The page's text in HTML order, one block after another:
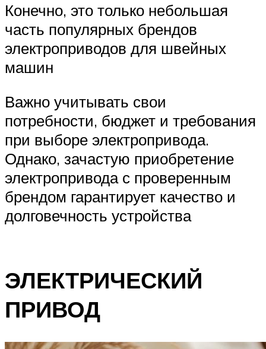
Конечно, это только небольшая
часть популярных брендов
электроприводов для швейных
машин
Важно учитывать свои
потребности, бюджет и требования
при выборе электропривода.
Однако, зачастую приобретение
электропривода с проверенным
брендом гарантирует качество и
долговечность устройства
ЭЛЕКТРИЧЕСКИЙ
ПРИВОД